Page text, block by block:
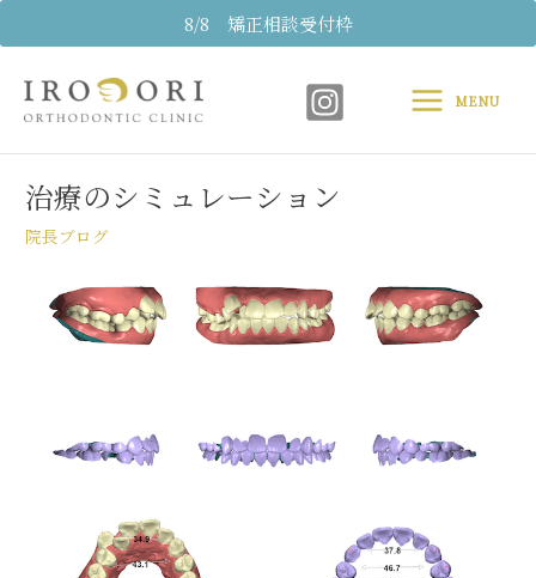
8/8 矯正相談受付枠
容
MenuMENU
治療のシミュレーション
院長ブログ